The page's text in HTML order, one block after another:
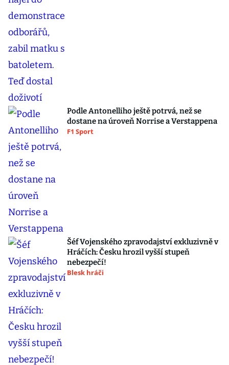
Podle Antonelliho ještě potrvá, než se
dostane na úroveň Norrise a Verstappena
F1 Sport
Šéf Vojenského zpravodajství exkluzivně v
Hráčích: Česku hrozil vyšší stupeň
nebezpečí!
Blesk hráči